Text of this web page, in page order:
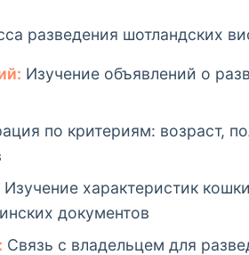
разведения шотландских
Изучение объявлений о
по критериям: возраст,
Изучение характеристик
документов
Связь с владельцем для